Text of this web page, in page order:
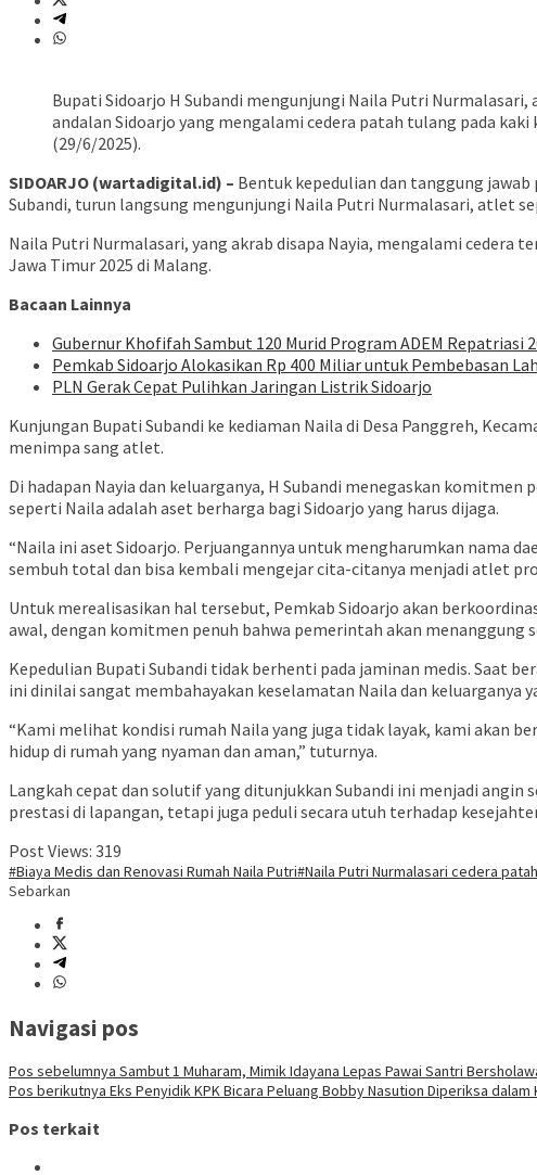
Bupati Sidoarjo H Subandi mengunjungi Naila Putri
andalan Sidoarjo yang mengalami cedera patah tulang pada kaki
(29/6/2025).
SIDOARJO (wartadigital.id) – Bentuk kepedulian dan tanggung
Subandi, turun langsung mengunjungi Naila Putri Nurmalasari, atlet
Naila Putri Nurmalasari, yang akrab disapa Nayia, mengalami cedera
Jawa Timur 2025 di Malang.
Bacaan Lainnya
Gubernur Khofifah Sambut 120 Murid Program ADEM Repatriasi
Pemkab Sidoarjo Alokasikan Rp 400 Miliar untuk Pembebasan
PLN Gerak Cepat Pulihkan Jaringan Listrik Sidoarjo
Kunjungan Bupati Subandi ke kediaman Naila di Desa Panggreh,
menimpa sang atlet.
Di hadapan Nayia dan keluarganya, H Subandi menegaskan
seperti Naila adalah aset berharga bagi Sidoarjo yang harus dijaga.
“Naila ini aset Sidoarjo. Perjuangannya untuk mengharumkan nama
sembuh total dan bisa kembali mengejar cita-citanya menjadi atlet
Untuk merealisasikan hal tersebut, Pemkab Sidoarjo akan
awal, dengan komitmen penuh bahwa pemerintah akan menanggung
Kepedulian Bupati Subandi tidak berhenti pada jaminan medis. Saat
ini dinilai sangat membahayakan keselamatan Naila dan keluarganya
“Kami melihat kondisi rumah Naila yang juga tidak layak, kami akan
hidup di rumah yang nyaman dan aman,” tuturnya.
Langkah cepat dan solutif yang ditunjukkan Subandi ini menjadi
prestasi di lapangan, tetapi juga peduli secara utuh terhadap
Post Views: 319
#Biaya Medis dan Renovasi Rumah Naila Putri#Naila Putri Nurmalasari cedera
Sebarkan
Navigasi pos
Pos sebelumnya Sambut 1 Muharam, Mimik Idayana Lepas Pawai Santri
Pos berikutnya Eks Penyidik KPK Bicara Peluang Bobby Nasution Diperiksa
Pos terkait